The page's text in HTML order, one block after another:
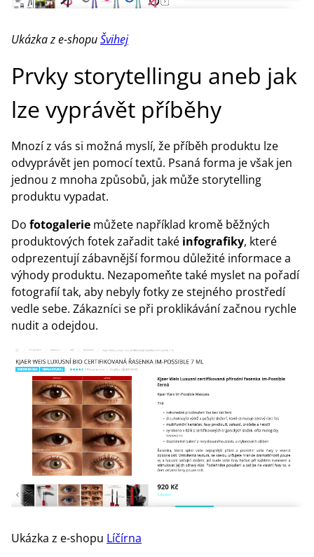
Ukázka z e-shopuŠvihej
Prvky storytellingu aneb jak
lze vyprávět příběhy
Mnozí z vás si možná myslí, že příběh produktu lze
odvyprávět jen pomocí textů. Psaná forma je však jen
jednou z mnoha způsobů, jak může storytelling
produktu vypadat.
Do fotogalerie můžete například kromě běžných
produktových fotek zařadit také infografiky, které
odprezentují zábavnější formou důležité informace a
výhody produktu. Nezapomeňte také myslet na pořadí
fotografií tak, aby nebyly fotky ze stejného prostředí
vedle sebe. Zákazníci se při proklikávání začnou rychle
nudit a odejdou.
Ukázka z e-shopu Líčírna